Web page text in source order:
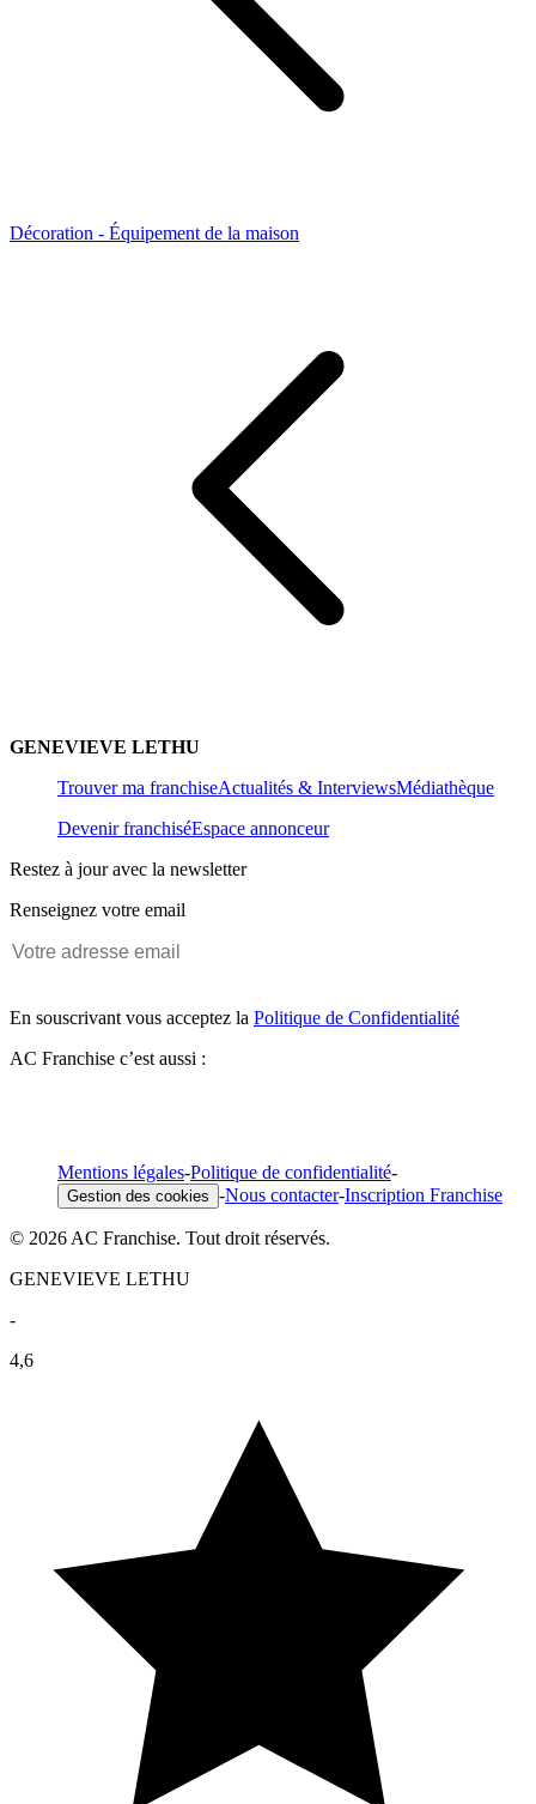
Décoration - Équipement de la maison
GENEVIEVE LETHU
Trouver ma franchiseActualités & InterviewsMédiathèque
Devenir franchiséEspace annonceur
Restez à jour avec la newsletter
Renseignez votre email
En souscrivant vous acceptez la Politique de Confidentialité
AC Franchise c’est aussi :
Mentions légales-Politique de confidentialité-
Gestion des cookies -Nous contacter-Inscription Franchise
© 2026 AC Franchise. Tout droit réservés.
GENEVIEVE LETHU
-
4,6